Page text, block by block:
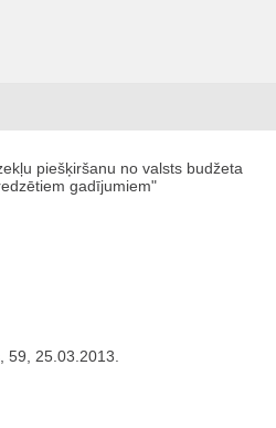
piešķiršanu no valsts budžeta
gadījumiem"
, 59, 25.03.2013.